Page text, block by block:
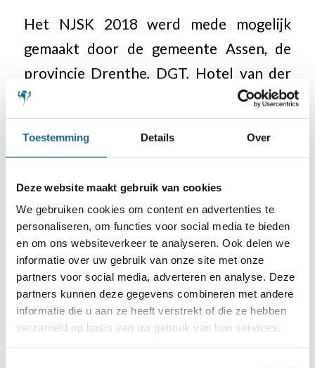
Toestemming Details Over
Deze website maakt gebruik van cookies
We gebruiken cookies om content en advertenties te
personaliseren, om functies voor social media te bieden
en om ons websiteverkeer te analyseren. Ook delen we
informatie over uw gebruik van onze site met onze
partners voor social media, adverteren en analyse. Deze
partners kunnen deze gegevens combineren met andere
informatie die u aan ze heeft verstrekt of die ze hebben
verzameld op basis van uw gebruik van hun services.
Het NJSK 2018 werd mede mogelijk
gemaakt door de gemeente Assen, de
provincie Drenthe, DGT, Hotel van der
Valk Assen, de KNSB, de NOSBO, de FSB,
het Rob Brunia fond, Gedichten.nl en alle
vrijwilligers van o.a. SC Assen, de
NOSBO.
Bondsnieuws